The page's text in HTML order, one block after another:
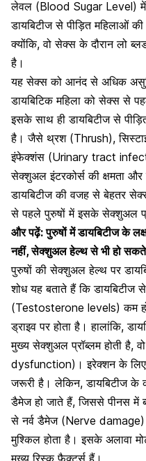
लेवल (Blood Sugar Level) में
डायबिटीज से पीड़ित महिलाओं
क्योंकि, वोसेक्स के दौरान लो
है।
यह सेक्स को आनंद से अधिक
डायबिटिक महिला को सेक्स से
इसके साथ ही डायबिटीज से
है। जैसे थ्रश (Thrush),
इंफेक्शंस (Urinary tract
सेक्शुअल इंटरकोर्स की क्षमता और
डायबिटीज की वजह से बेहतर
से पहले पुरुषों में इसके सेक्शुअल
और पढ़ें:पुरुषों में डायबिटीज के
नहीं, सेक्शुअल हेल्थ से भी हो
पुरुषों की सेक्शुअल हेल्थ पर
शोध यह बताते हैं कि डायबिटीज
(Testosterone levels) कम
ड्राइव पर होता है। हालांकि,
मुख्य सेक्शुअल प्रॉब्लम होती है,
dysfunction)। इरेक्शन के लिए
जरूरी है। लेकिन,डायबिटीज
डैमेज हो जाते हैं, जिससे पीनस में
से नर्व डैमेज (Nerve damage)
मुश्किल होता है। इसके अलावा
मुख्य रिस्क फैक्टर्स हैं।